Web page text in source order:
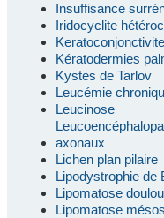
Insuffisance
Iridocyclite
Kératodermies
Kystes de Tarlov
Leucémie
Leucinose
axonaux
Lichen plan pilaire
Lipodystrophie de
Lipomatose
Lipomatose